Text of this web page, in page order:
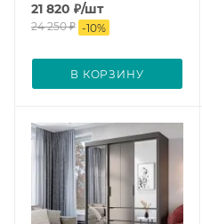
21 820 ₽/шт
24 250₽ -10%
В КОРЗИНУ